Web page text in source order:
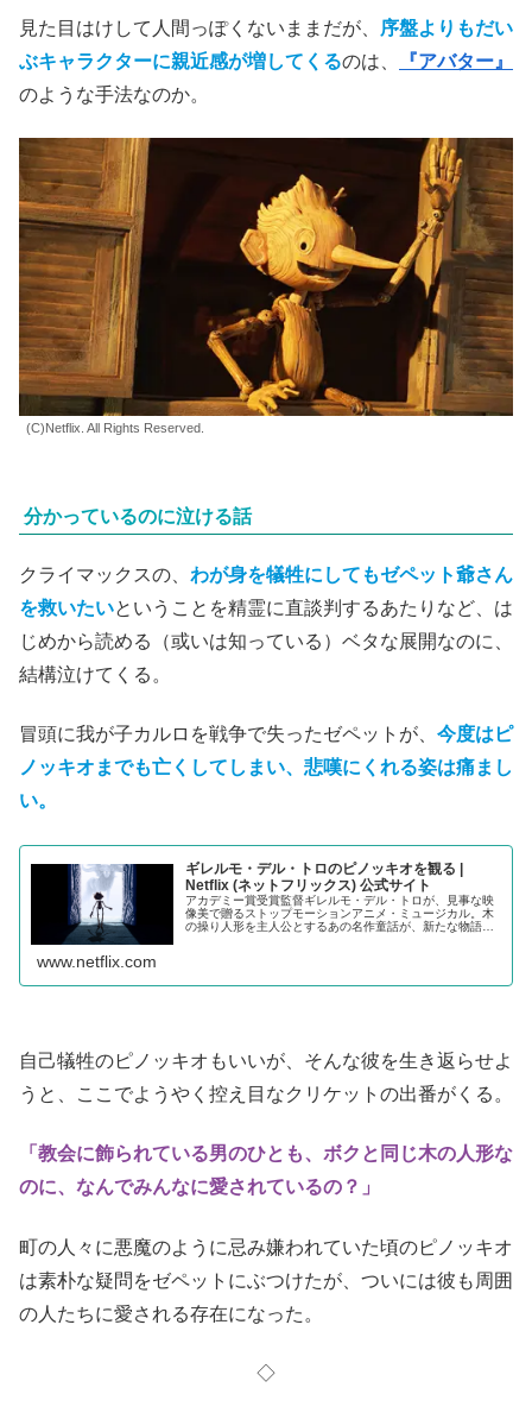
見た目はけして人間っぽくないままだが、
序盤よりもだい
ぶキャラクターに親近感が増してくるのは、
『アバター』
のような手法なのか。
(C)Netflix. All Rights Reserved.
分かっているのに泣ける話
クライマックスの、 わが身を犠牲にしてもゼペット爺さん
を救いたいということを精霊に直談判するあたりなど、は
じめから読める（或いは知っている）ベタな展開なのに、
結構泣けてくる。
冒頭に我が子カルロを戦争で失ったゼペットが、 今度はピ
ノッキオまでも亡くしてしまい、悲嘆にくれる姿は痛まし
い。
ギレルモ・デル・トロのピノッキオ を観 る |
Netflix ( ネ ッ ト フ リ ッ ク ス ) 公 式サ イ ト
アカデミー賞受賞監督ギレルモ・デル・トロが、見事な映
像美で贈るストップモーションアニメ・ミュージカル。木
の操り人形を主人公とするあの名作童話が、新たな物語と
www.netflix.com
自己犠牲のピノッキオもいいが、そんな彼を生き返らせよ
うと、ここでようやく控え目なクリケットの出番がくる。
「教会に飾られている男のひとも、ボクと同じ木の人形な
のに、なんでみんなに愛されているの？」
町の人々に悪魔のように忌み嫌われていた頃のピノッキオ
は素朴な疑問をゼペットにぶつけたが、ついには彼も周囲
の人たちに愛される存在になった。
◇